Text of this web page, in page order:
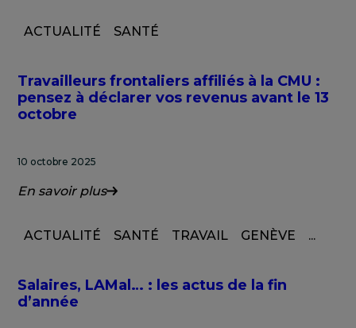
ACTUALITÉ SANTÉ
Travailleurs frontaliers affiliés à la CMU :
pensez à déclarer vos revenus avant le 13
octobre
10 octobre 2025
En savoir plus
ACTUALITÉ SANTÉ TRAVAIL GENÈVE ...
Salaires, LAMal… : les actus de la fin
d’année